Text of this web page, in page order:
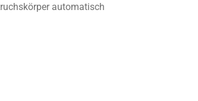
automatisch